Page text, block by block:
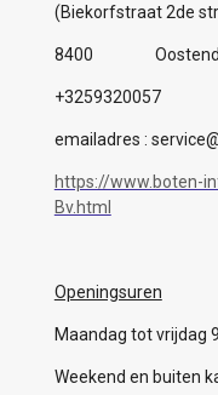
(Biekorfstraat 2de
8400
+3259320057
emailadres :
https://www.boten-
Bv.html
Openingsuren
Maandag tot vrijdag
Weekend en